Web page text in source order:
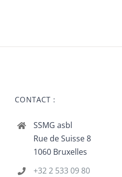
CONTACT :
SSMG asbl
Rue de Suisse 8
1060 Bruxelles
+32 2 533 09 80